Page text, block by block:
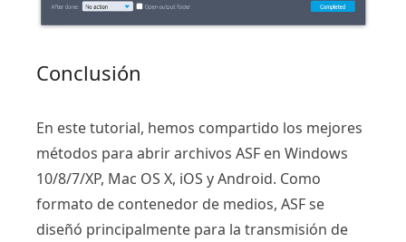
Conclusión
En este tutorial, hemos compartido los mejores
métodos para abrir archivos ASF en Windows
10/8/7/XP, Mac OS X, iOS y Android. Como
formato de contenedor de medios, ASF se
diseñó principalmente para la transmisión de